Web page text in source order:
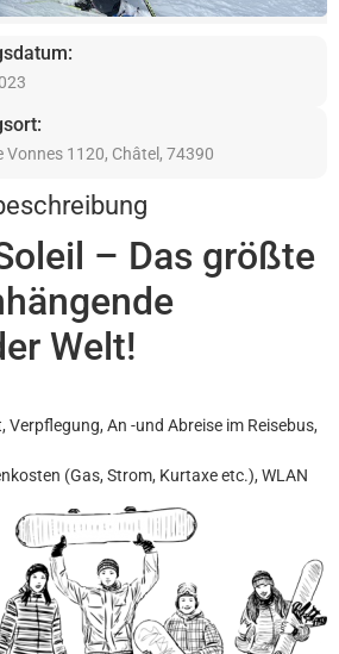
Vonnes 1120, Châtel, 74390
– Das größte
Welt!
An -und Abreise im Reisebus,
(Gas, Strom, Kurtaxe etc.), WLAN